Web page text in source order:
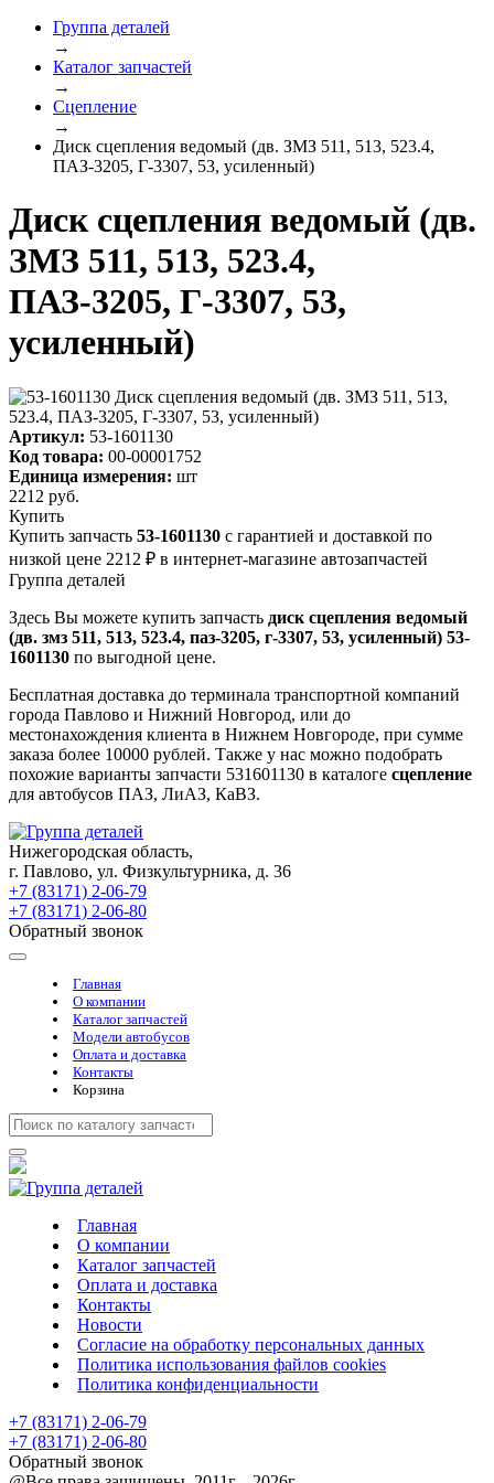
Группа деталей
→
Каталог запчастей
→
Сцепление
→
Диск сцепления ведомый (дв. ЗМЗ 511, 513, 523.4,
ПАЗ-3205, Г-3307, 53, усиленный)
Диск сцепления ведомый (дв.
ЗМЗ 511, 513, 523.4,
ПАЗ-3205, Г-3307, 53,
усиленный)
Артикул: 53-1601130
Код товара: 00-00001752
Единица измерения: шт
2212 руб.
Купить
Купить запчасть 53-1601130 с гарантией и доставкой по
низкой цене 2212 ₽ в интернет-магазине автозапчастей
Группа деталей
Здесь Вы можете купить запчасть диск сцепления ведомый
(дв. змз 511, 513, 523.4, паз-3205, г-3307, 53, усиленный) 53-
1601130 по выгодной цене.
Бесплатная доставка до терминала транспортной компаний
города Павлово и Нижний Новгород, или до
местонахождения клиента в Нижнем Новгороде, при сумме
заказа более 10000 рублей. Также у нас можно подобрать
похожие варианты запчасти 531601130 в каталоге сцепление
для автобусов ПАЗ, ЛиАЗ, КаВЗ.
Нижегородская область,
г. Павлово, ул. Физкультурника, д. 36
+7 (83171) 2-06-79
+7 (83171) 2-06-80
Обратный звонок
Главная
О компании
Каталог запчастей
Модели автобусов
Оплата и доставка
Контакты
Корзина
Главная
О компании
Каталог запчастей
Оплата и доставка
Контакты
Новости
Cогласие на обработку персональных данных
Политика использования файлов cookies
Политика конфиденциальности
+7 (83171) 2-06-79
+7 (83171) 2-06-80
Обратный звонок